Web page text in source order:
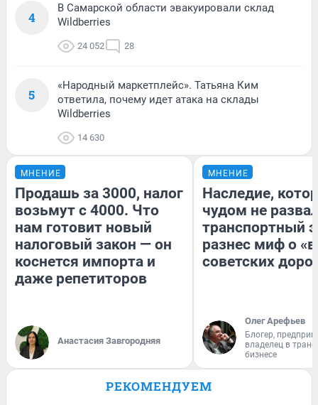
4
В Самарской области эвакуировали склад
Wildberries
24 052 28
5
«Народный маркетплейс». Татьяна Ким
ответила, почему идет атака на склады
Wildberries
14 630
МНЕНИЕ
Продашь за 3000, налог
возьмут с 4000. Что
нам готовит новый
налоговый закон — он
коснется импорта и
даже репетиторов
Анастасия Завгородняя
МНЕНИЕ
Наследие,
чудом не
транспортный
разнес миф о
советских
Олег Арефьев
Блогер,
владелец в
бизнесе
РЕКОМЕНДУЕМ